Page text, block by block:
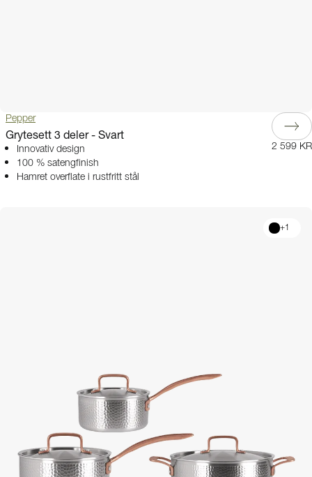
Pepper
Grytesett 3 deler - Svart
Innovativ design
100 % satengfinish
Hamret overflate i rustfritt stål
2 599 KR
+1